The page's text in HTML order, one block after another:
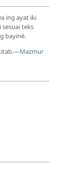
ing ayat iki
teks
bayiné.
Mazmur